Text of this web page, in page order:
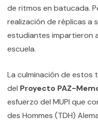
de ritmos en batucada.
realización de réplicas a
estudiantes impartieron
escuela.
La culminación de estos
del Proyecto PAZ-
esfuerzo del MUPI que
des Hommes (TDH)